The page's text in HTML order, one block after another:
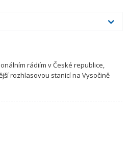
rádiím v České republice,
rozhlasovou stanicí na Vysočině